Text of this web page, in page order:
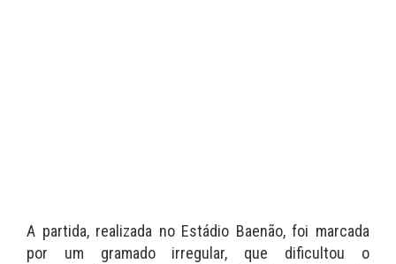
A partida, realizada no Estádio Baenão, foi marcada
por um gramado irregular, que dificultou o